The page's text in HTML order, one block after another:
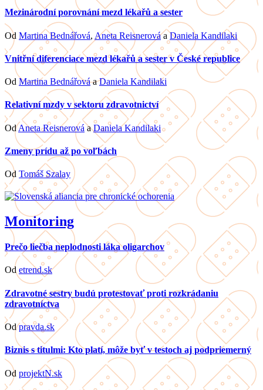
Mezinárodní porovnání mezd lékařů a sester
Od Martina Bednářová, Aneta ReisnerováaDaniela Kandilaki
Vnitřní diferenciace mezd lékařů a sester v České republice
Od Martina BednářováaDaniela Kandilaki
Relativní mzdy v sektoru zdravotnictví
OdAneta Reisnerová aDaniela Kandilaki
Zmeny prídu až po voľbách
Od Tomáš Szalay
Monitoring
Prečo liečba neplodnosti láka oligarchov
Od etrend.sk
Zdravotné sestry budú protestovať proti rozkrádaniu
zdravotníctva
Odpravda.sk
Biznis s titulmi: Kto platí, môže byť v testoch aj podpriemerný
Od projektN.sk